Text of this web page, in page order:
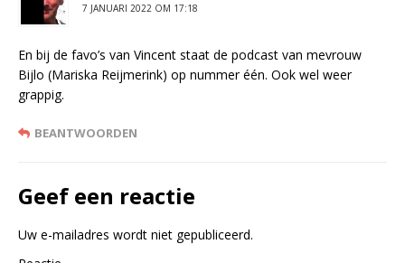
7 JANUARI 2022 OM 17:18
En bij de favo’s van Vincent staat de podcast van mevrouw
Bijlo (Mariska Reijmerink) op nummer één. Ook wel weer
grappig.
BEANTWOORDEN
Geef een reactie
Uw e-mailadres wordt niet gepubliceerd.